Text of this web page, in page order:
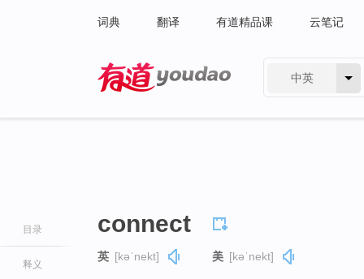
词典 翻译 有道精品课 云笔记
中英
目录
释义
connect
英 [kəˈnekt] 美 [kəˈnekt]